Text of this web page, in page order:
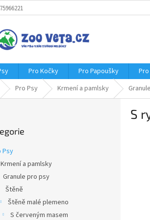
Pro Kočky Pro Papoušky
Domů Pro Psy Krmení a pamlsky
Psy
Krmení a pamlsky
Granule pro psy
Štěně
Štěně malé plemeno
S červeným masem
S